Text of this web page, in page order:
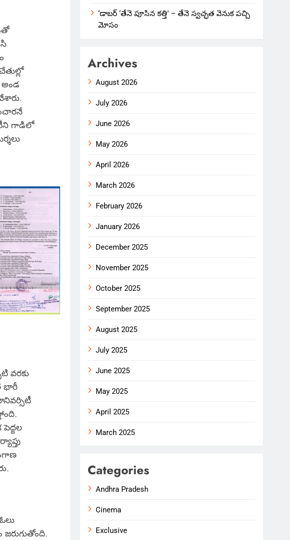
గాడిలో
వరకు
భారీ
‘డాబర్ ‘తేనె పూసిన కత్తి’ – తేనె స్వచ్ఛత వెనుక పచ్చి
మోసం
Archives
August 2026
July 2026
June 2026
May 2026
April 2026
March 2026
February 2026
January 2026
December 2025
November 2025
October 2025
September 2025
August 2025
July 2025
June 2025
May 2025
April 2025
March 2025
Categories
Andhra Pradesh
Cinema
Exclusive